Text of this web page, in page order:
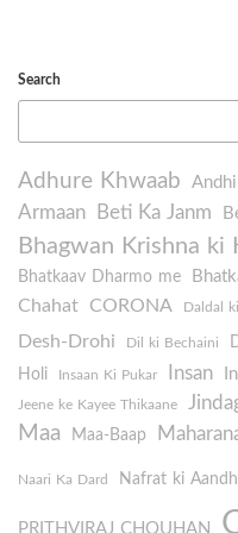
Search
Adhure Khwaab
Armaan Beti Ka Janm
Bhagwan Krishna ki
Bhatkaav Dharmo me
Chahat CORONA Daldal
Desh-Drohi Dil ki Bechaini
Holi Insaan Ki Pukar Insan
Jeene ke Kayee Thikaane
Maa Maa-Baap
Naari Ka Dard Nafrat ki
PRITHVIRAJ CHOUHAN